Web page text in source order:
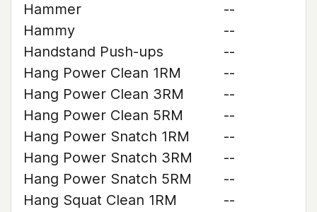
Hammer
--
Hammy
--
Handstand Push-ups
--
Hang Power Clean 1RM
--
Hang Power Clean 3RM
--
Hang Power Clean 5RM
--
Hang Power Snatch 1RM
--
Hang Power Snatch 3RM
--
Hang Power Snatch 5RM
--
Hang Squat Clean 1RM
--